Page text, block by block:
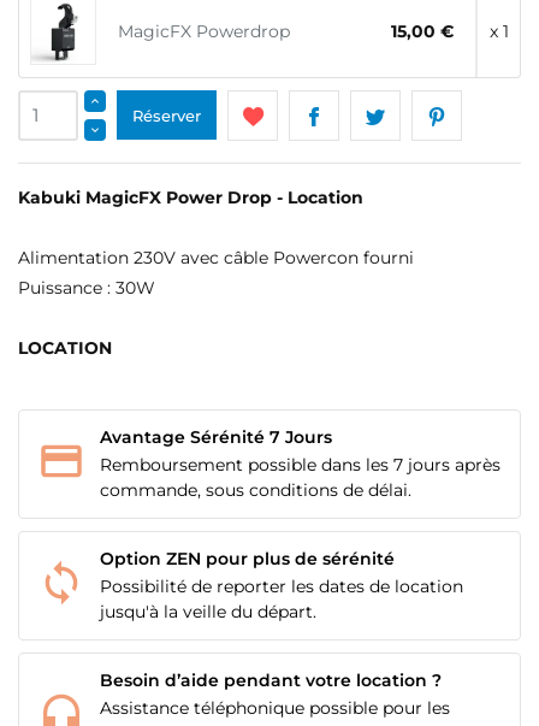
MagicFX Powerdrop 15,00 € x 1
Réserver
Kabuki MagicFX Power Drop - Location
Alimentation 230V avec câble Powercon fourni
Puissance : 30W
LOCATION
Avantage Sérénité 7 Jours
Remboursement possible dans les 7 jours après
commande, sous conditions de délai.
Option ZEN pour plus de sérénité
Possibilité de reporter les dates de location
jusqu'à la veille du départ.
Besoin d’aide pendant votre location ?
Assistance téléphonique possible pour les